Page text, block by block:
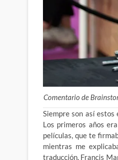
Comentario de
Siempre son así estos
Los primeros años
películas, que te
mientras me
traducción. Francis